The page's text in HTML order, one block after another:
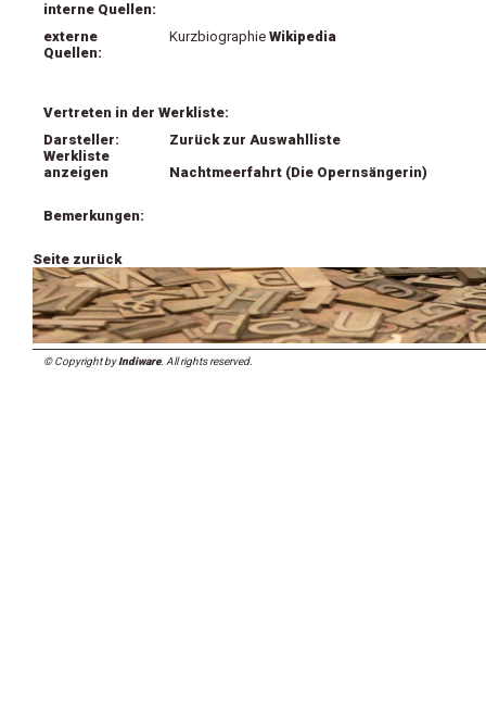
interne Quellen:
externe
Quellen:
Kurzbiographie Wikipedia
Vertreten in der Werkliste:
Darsteller:
Werkliste
anzeigen
Zurück zur Auswahlliste
Nachtmeerfahrt (Die Opernsängerin)
Bemerkungen:
Seite zurück
© Copyright byIndiware. All rights reserved.